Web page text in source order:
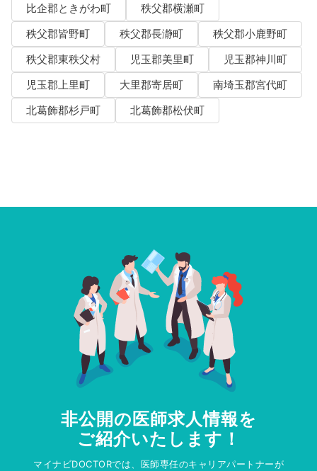
比企郡ときがわ町
秩父郡横瀬町
秩父郡皆野町
秩父郡長瀞町
秩父郡小鹿野町
秩父郡東秩父村
児玉郡美里町
児玉郡神川町
児玉郡上里町
大里郡寄居町
南埼玉郡宮代町
北葛飾郡杉戸町
北葛飾郡松伏町
非公開の医師求人情報を
ご紹介いたします！
マイナビDOCTORでは、医師専任のキャリアパートナーが